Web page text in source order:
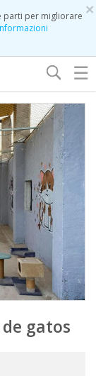
×
parti per migliorare
☰
gatos